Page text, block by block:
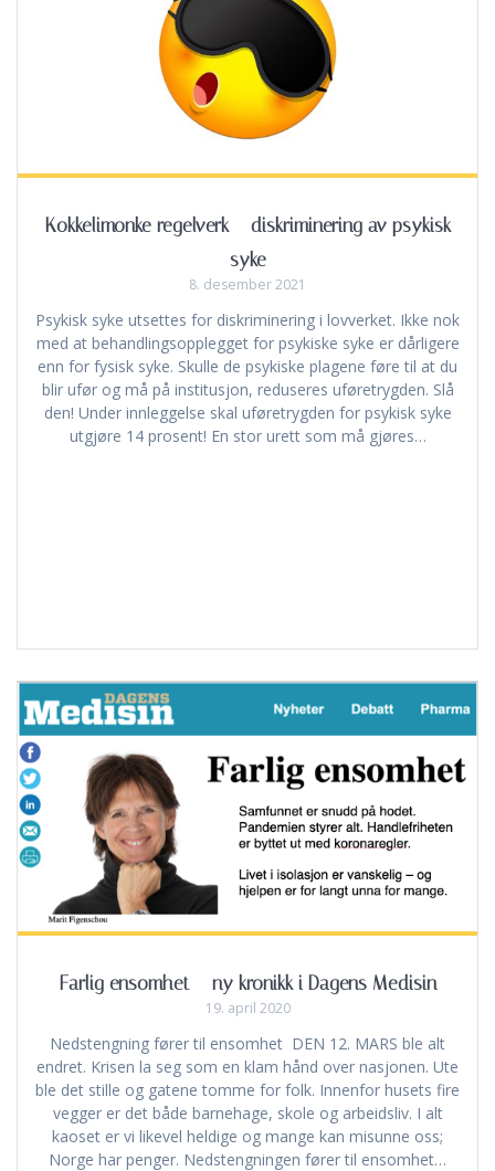
Kokkelimonke regelverk – diskriminering av psykisk
syke
8. desember 2021
Psykisk syke utsettes for diskriminering i lovverket. Ikke nok
med at behandlingsopplegget for psykiske syke er dårligere
enn for fysisk syke. Skulle de psykiske plagene føre til at du
blir ufør og må på institusjon, reduseres uføretrygden. Slå
den! Under innleggelse skal uføretrygden for psykisk syke
utgjøre 14 prosent! En stor urett som må gjøres…
Farlig ensomhet – ny kronikk i Dagens Medisin
19. april 2020
Nedstengning fører til ensomhet DEN 12. MARS ble alt
endret. Krisen la seg som en klam hånd over nasjonen. Ute
ble det stille og gatene tomme for folk. Innenfor husets fire
vegger er det både barnehage, skole og arbeidsliv. I alt
kaoset er vi likevel heldige og mange kan misunne oss;
Norge har penger. Nedstengningen fører til ensomhet…